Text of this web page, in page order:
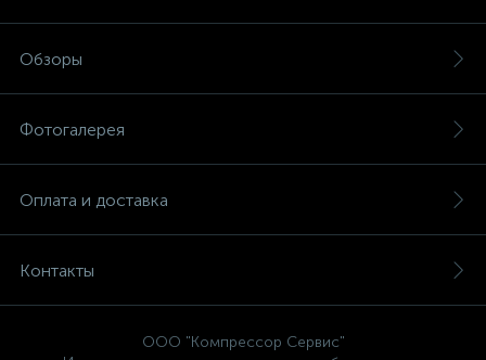
Обзоры
Фотогалерея
Оплата и доставка
Контакты
ООО "Компрессор Сервис"